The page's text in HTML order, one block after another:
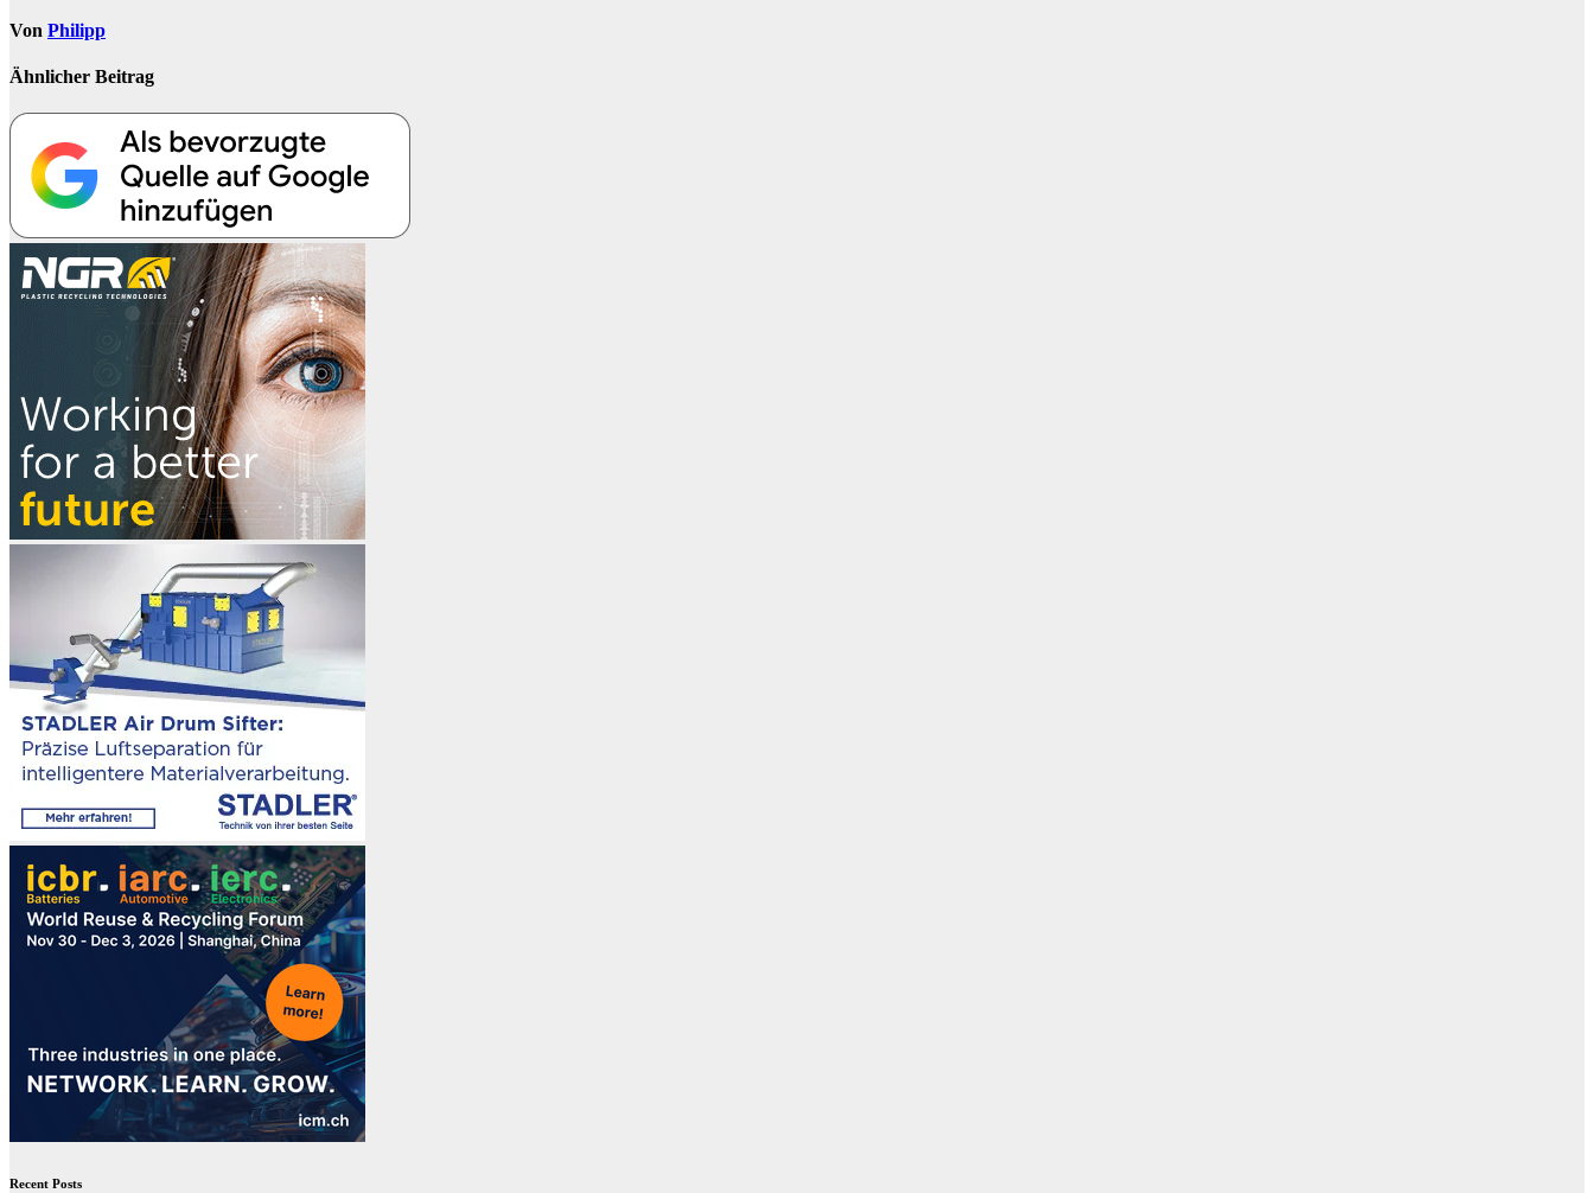
Von Philipp
Ähnlicher Beitrag
Recent Posts